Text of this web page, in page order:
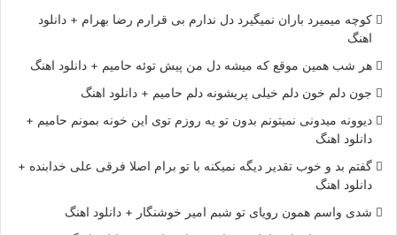
کوچه میمیرد باران نمیگیرد دل ندارم بی قرارم رضا بهرام + دانلود
اهنگ
هر شب همین موقع که میشه دل من پیش توئه حامیم + دانلود اهنگ
جون دلم خون دلم خیلی پریشونه دلم حامیم + دانلود اهنگ
دیوونه میدونی نمیتونم بدون تو یه روزم توی این خونه بمونم حامیم +
دانلود اهنگ
گفتم بد و خوب تقدیر دیگه نمیکنه با تو برام اصلا فرقی علی خدابنده +
دانلود اهنگ
شدی واسم همون رویای تو شبم امیر خوشنگار + دانلود اهنگ